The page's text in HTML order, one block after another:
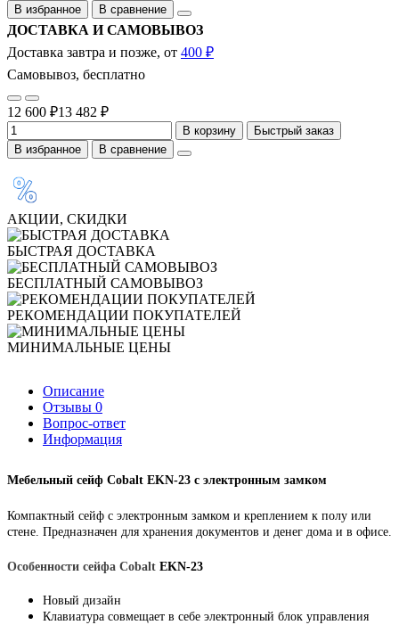
В избранное В сравнение
ДОСТАВКА И САМОВЫВОЗ
Доставка завтра и позже, от 400 ₽
Самовывоз, бесплатно
12 600 ₽13 482 ₽
В корзину
Быстрый заказ
В избранное
В сравнение
АКЦИИ, СКИДКИ
БЫСТРАЯ ДОСТАВКА
БЕСПЛАТНЫЙ САМОВЫВОЗ
РЕКОМЕНДАЦИИ ПОКУПАТЕЛЕЙ
МИНИМАЛЬНЫЕ ЦЕНЫ
Описание
Отзывы 0
Вопрос-ответ
Информация
Мебельный сейф Cobalt EKN-23 с электронным замком
Компактный сейф с электронным замком и креплением к полу или
стене. Предназначен для хранения документов и денег дома и в офисе.
Особенности сейфа Cobalt EKN-23
Новый дизайн
Клавиатура совмещает в себе электронный блок управления